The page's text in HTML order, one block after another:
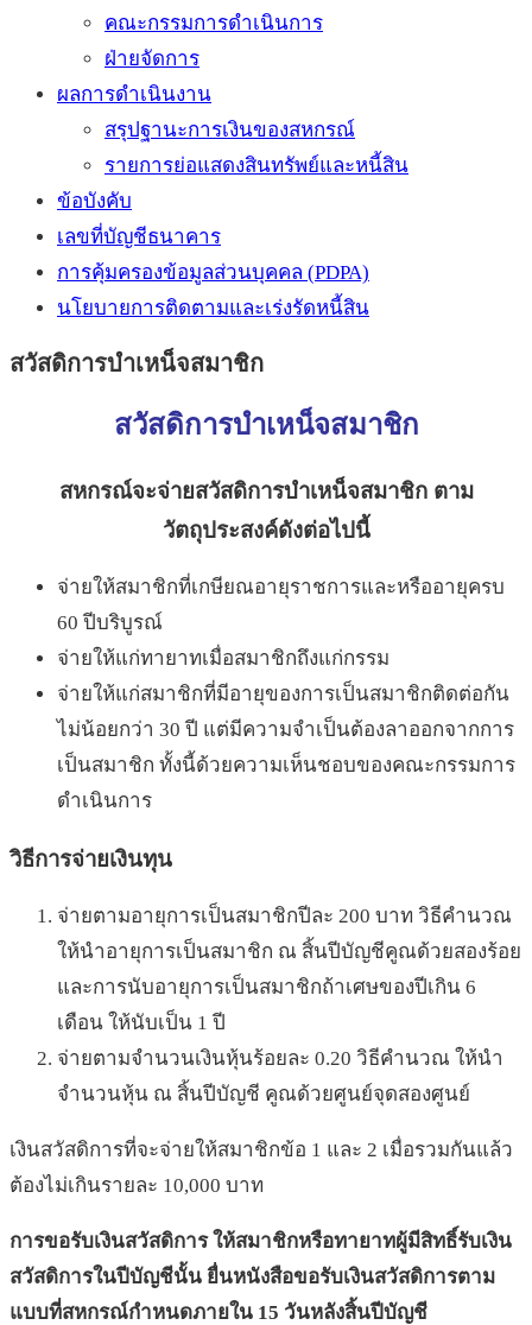
คณะกรรมการดำเนินการ
ฝ่ายจัดการ
ผลการดำเนินงาน
สรุปฐานะการเงินของสหกรณ์
รายการย่อแสดงสินทรัพย์และหนี้สิน
ข้อบังคับ
เลขที่บัญชีธนาคาร
การคุ้มครองข้อมูลส่วนบุคคล (PDPA)
นโยบายการติดตามและเร่งรัดหนี้สิน
สวัสดิการบำเหน็จสมาชิก
สวัสดิการบำเหน็จสมาชิก
สหกรณ์จะจ่ายสวัสดิการบำเหน็จสมาชิก ตาม
วัตถุประสงค์ดังต่อไปนี้
จ่ายให้สมาชิกที่เกษียณอายุราชการและหรืออายุครบ
60 ปีบริบูรณ์
จ่ายให้แก่ทายาทเมื่อสมาชิกถึงแก่กรรม
จ่ายให้แก่สมาชิกที่มีอายุของการเป็นสมาชิกติดต่อกัน
ไม่น้อยกว่า 30 ปี แต่มีความจำเป็นต้องลาออกจากการ
เป็นสมาชิก ทั้งนี้ด้วยความเห็นชอบของคณะกรรมการ
ดำเนินการ
วิธีการจ่ายเงินทุน
จ่ายตามอายุการเป็นสมาชิกปีละ 200 บาท วิธีคำนวณ
ให้นำอายุการเป็นสมาชิก ณ สิ้นปีบัญชีคูณด้วยสองร้อย
และการนับอายุการเป็นสมาชิกถ้าเศษของปีเกิน 6
เดือน ให้นับเป็น 1 ปี
จ่ายตามจำนวนเงินหุ้นร้อยละ 0.20 วิธีคำนวณ ให้นำ
จำนวนหุ้น ณ สิ้นปีบัญชี คูณด้วยศูนย์จุดสองศูนย์
เงินสวัสดิการที่จะจ่ายให้สมาชิกข้อ 1 และ 2 เมื่อรวมกันแล้ว
ต้องไม่เกินรายละ 10,000 บาท
การขอรับเงินสวัสดิการ ให้สมาชิกหรือทายาทผู้มีสิทธิ์รับเงิน
สวัสดิการในปีบัญชีนั้น ยื่นหนังสือขอรับเงินสวัสดิการตาม
แบบที่สหกรณ์กำหนดภายใน 15 วันหลังสิ้นปีบัญชี